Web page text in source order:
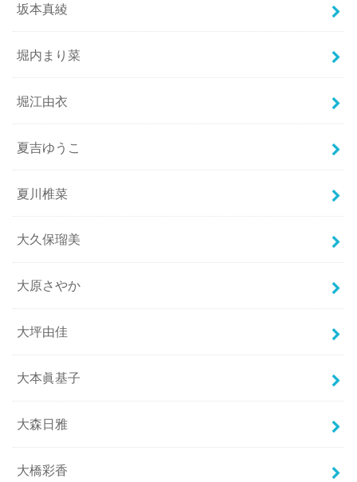
坂本真綾
堀内まり菜
堀江由衣
夏吉ゆうこ
夏川椎菜
大久保瑠美
大原さやか
大坪由佳
大本眞基子
大森日雅
大橋彩香